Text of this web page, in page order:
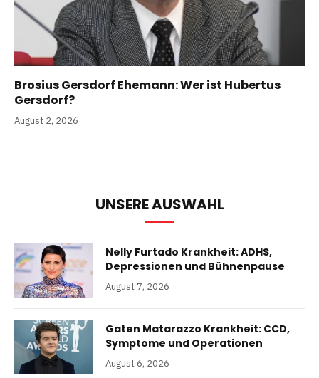
Brosius Gersdorf Ehemann: Wer ist Hubertus
Gersdorf?
August 2, 2026
UNSERE AUSWAHL
Nelly Furtado Krankheit: ADHS,
Depressionen und Bühnenpause
August 7, 2026
Gaten Matarazzo Krankheit: CCD,
Symptome und Operationen
August 6, 2026